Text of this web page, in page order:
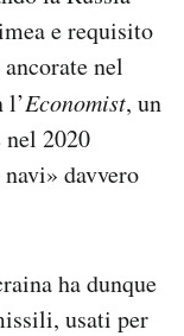
e requisito
nel
l’Economist, un
nel 2020
davvero
ha dunque
usati per